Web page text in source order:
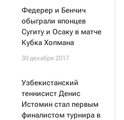
Федерер и Бенчич
обыграли японцев
Сугиту и Осаку в матче
Кубка Хопмана
30 декабря 2017
Узбекистанский
теннисист Денис
Истомин стал первым
финалистом турнира в